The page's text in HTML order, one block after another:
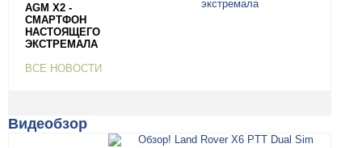
AGM X2 -
СМАРТФОН
НАСТОЯЩЕГО
ЭКСТРЕМАЛА
ВСЕ НОВОСТИ
Видеобзор